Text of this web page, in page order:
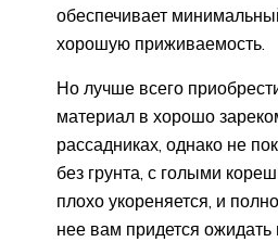
обеспечивает
хорошую приживаемость.
Но лучше всего
материал в хорошо
рассадниках, однако не
без грунта, с голыми
плохо укореняется, и
нее вам придется ожидать